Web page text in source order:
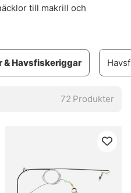
till makrill och
& Havsfiskeriggar
72 Produkter